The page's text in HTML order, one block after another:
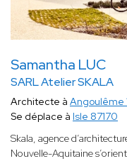
Samantha LUC
SARL Atelier SKALA
Architecte à Angoulême
Se déplace à Isle 87170
Skala, agence
Nouvelle-Aquitaine